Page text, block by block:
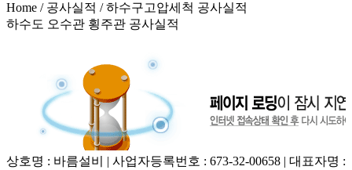
Home / 공사실적 /하수구고압세척 공사실적
하수도 오수관 횡주관 공사실적
상호명 : 바름설비 | 사업자등록번호 : 673-32-00658 | 대표자명 :